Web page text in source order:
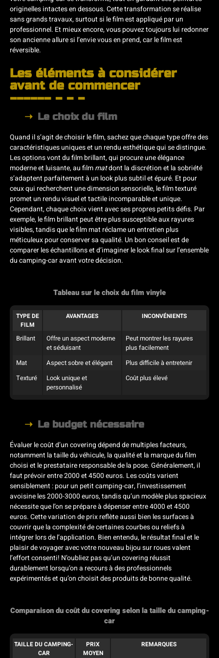
originelles intactes en dessous. Cette transformation se réalise
sans grands travaux, surtout si le film est appliqué par un
professionnel. Et mieux encore, vous pouvez toujours lui redonner
son ancienne allure si l’envie vous en prend, car le film est
réversible.
Les éléments à considérer
avant de commencer
Le choix du film
Quand il s’agit de choisir le film, sachez que chaque type offre des
caractéristiques uniques et un rendu esthétique qui se distingue.
Les options vont du film brillant, qui procure une élégance
moderne et luisante, au filmmatdont la discrétion et la sobriété
s’adaptent parfaitement à un look plus subtil et épuré. Et pour
ceux qui recherchent une dimension sensorielle, le film texturé
promet un rendu visuel et tactile incomparable et unique.
Cependant, chaque choix vient avec ses propres petits défis. Par
exemple, le film brillant peut être plus susceptible aux rayures
visibles, tandis que le film mat réclame un entretien plus
méticuleux pour conserver sa qualité. Un bon conseil est de
comparer les échantillons et d’imaginer le look final sur l’ensemble
du camping-car avant votre décision.
Tableau sur le choix du film vinyle
TYPE DE
FILM
AVANTAGES INCONVÉNIENTS
Brillant
Offre un aspect moderne
et séduisant
Peut montrer les rayures
plus facilement
Mat
Aspect sobre et élégant
Plus difficile à entretenir
Texturé
Look unique et
personnalisé
Coût plus élevé
Le budget nécessaire
Évaluer le coût d’un covering dépend de multiples facteurs,
notamment la taille du véhicule, la qualité et la marque du film
choisi et le prestataire responsable de la pose. Généralement, il
faut prévoir entre 2000 et 4500 euros. Les coûts varient
sensiblement : pour un petit camping-car, l’investissement
avoisine les 2000-3000 euros, tandis qu’un modèle plus spacieux
nécessite que l’on se prépare à dépenser entre 4000 et 4500
euros. Cette variation de prix reflète aussi bien les surfaces à
couvrir que la complexité de certaines courbes ou reliefs à
intégrer lors de l’application. Bien entendu, le résultat final et le
plaisir de voyager avec votre nouveau bijou sur roues valent
l’effort consenti! N’oubliez pas qu’un covering réussit
durablement lorsqu’on a recours à des professionnels
expérimentés et qu’on choisit des produits de bonne qualité.
Comparaison du coût du covering selon la taille du camping-
car
TAILLE DU CAMPING-
CAR
PRIX
MOYEN
REMARQUES